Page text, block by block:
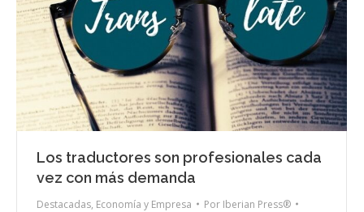
Los traductores son profesionales cada
vez con más demanda
Destacadas, Economía y Empresa Por Iberian Press®